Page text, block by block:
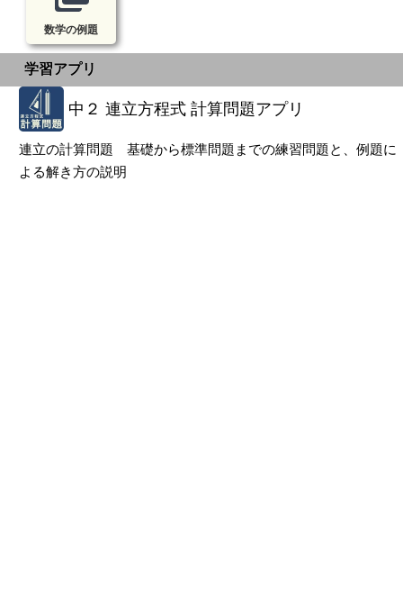
数学の例題
学習アプリ
中２ 連立方程式 計算問題アプリ
連立の計算問題 基礎から標準問題までの練習問題と、例題に
よる解き方の説明